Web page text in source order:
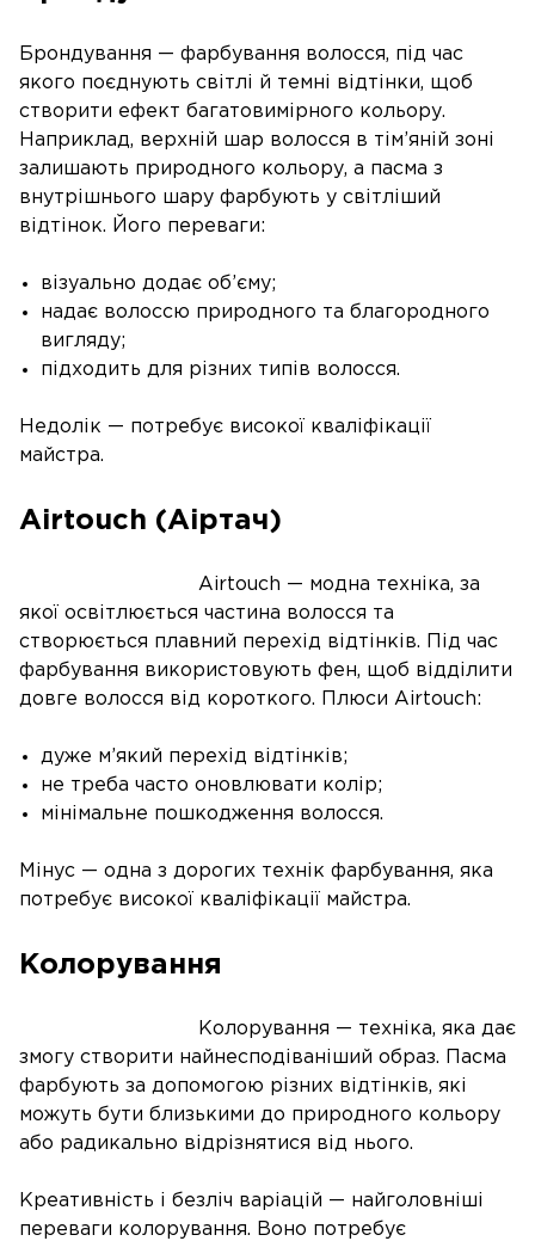
Брондування — фарбування волосся, під час
якого поєднують світлі й темні відтінки, щоб
створити ефект багатовимірного кольору.
Наприклад, верхній шар волосся в тім’яній зоні
залишають природного кольору, а пасма з
внутрішнього шару фарбують у світліший
відтінок. Його переваги:
візуально додає об’єму;
надає волоссю природного та благородного
вигляду;
підходить для різних типів волосся.
Недолік — потребує високої кваліфікації
майстра.
Airtouch (Аіртач)
Airtouch — модна техніка, за
якої освітлюється частина волосся та
створюється плавний перехід відтінків. Під час
фарбування використовують фен, щоб відділити
довге волосся від короткого. Плюси Airtouch:
дуже м’який перехід відтінків;
не треба часто оновлювати колір;
мінімальне пошкодження волосся.
Мінус — одна з дорогих технік фарбування, яка
потребує високої кваліфікації майстра.
Колорування
Колорування — техніка, яка дає
змогу створити найнесподіваніший образ. Пасма
фарбують за допомогою різних відтінків, які
можуть бути близькими до природного кольору
або радикально відрізнятися від нього.
Креативність і безліч варіацій — найголовніші
переваги колорування. Воно потребує